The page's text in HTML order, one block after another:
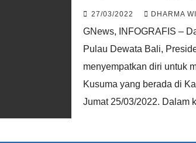
Kusuma, Bali
27/03/2022 DHARMA
GNews, INFOGRAFIS –
Pulau Dewata Bali,
menyempatkan diri untuk
Kusuma yang berada di
Jumat 25/03/2022. Dalam